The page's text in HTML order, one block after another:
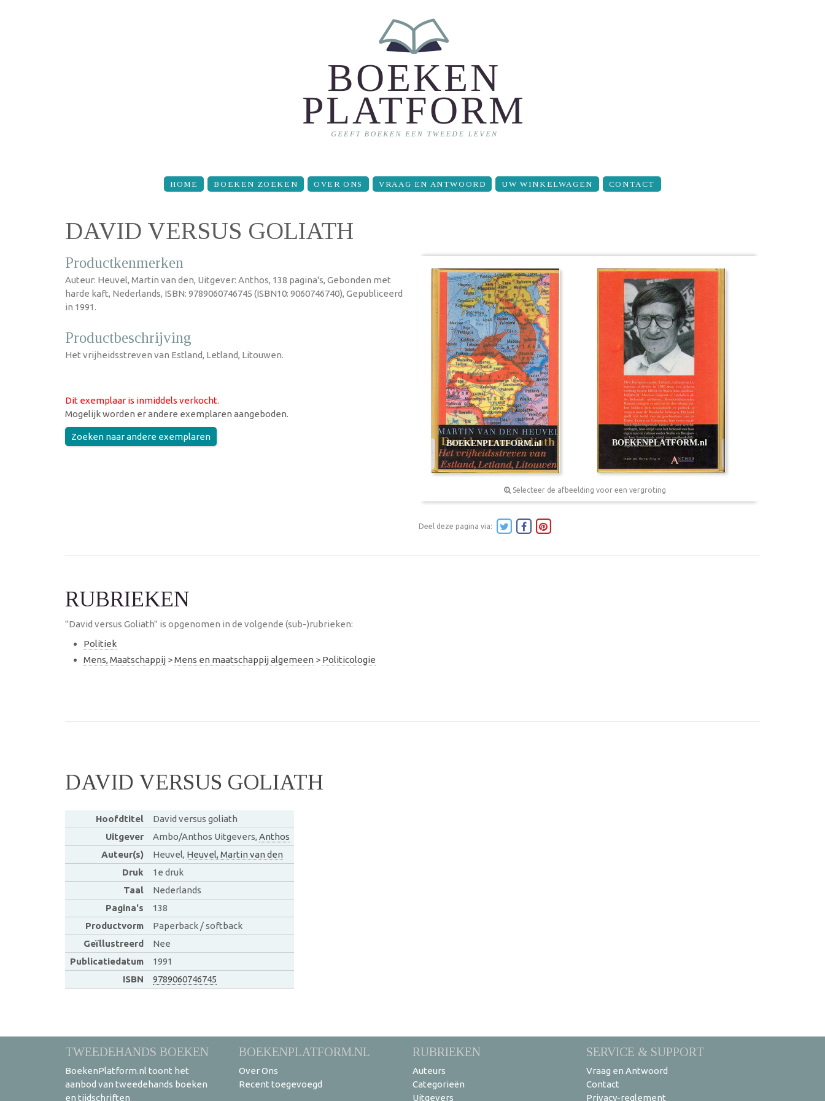
HOME BOEKEN ZOEKEN OVER ONS VRAAG EN ANTWOORD UW WINKELWAGEN CONTACT
DAVID VERSUS GOLIATH
Productkenmerken
Auteur: Heuvel, Martin van den, Uitgever: Anthos, 138 pagina's, Gebonden met
harde kaft, Nederlands, ISBN: 9789060746745 (ISBN10: 9060746740), Gepubliceerd
in 1991.
Productbeschrijving
Het vrijheidsstreven van Estland, Letland, Litouwen.
Dit exemplaar is inmiddels verkocht.
Mogelijk worden er andere exemplaren aangeboden.
Zoeken naar andere exemplaren
Selecteer de afbeelding voor een vergroting
Deel deze pagina via:
RUBRIEKEN
"David versus Goliath" is opgenomen in de volgende (sub-)rubrieken:
Politiek
Mens, Maatschappij >Mens en maatschappij algemeen > Politicologie
DAVID VERSUS GOLIATH
Hoofdtitel
David versus goliath
Uitgever
Ambo/Anthos Uitgevers, Anthos
Auteur(s)
Heuvel, Heuvel, Martin van den
Druk
1e druk
Taal
Nederlands
Pagina's
138
Productvorm
Paperback / softback
Geïllustreerd
Nee
Publicatiedatum
1991
ISBN
9789060746745
TWEEDEHANDS BOEKEN
BoekenPlatform.nl toont het
aanbod van tweedehands boeken
en tijdschriften
BOEKENPLATFORM.NL
Over Ons
Recent toegevoegd
RUBRIEKEN
Auteurs
Categorieën
Uitgevers
SERVICE & SUPPORT
Vraag en Antwoord
Contact
Privacy-reglement